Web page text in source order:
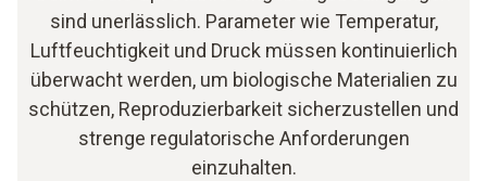
sind unerlässlich. Parameter wie Temperatur,
Luftfeuchtigkeit und Druck müssen kontinuierlich
überwacht werden, um biologische Materialien zu
schützen, Reproduzierbarkeit sicherzustellen und
strenge regulatorische Anforderungen
einzuhalten.